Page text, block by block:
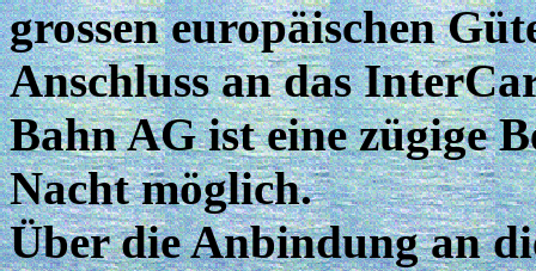
grossen europäischen
Anschluss an das
Bahn AG ist eine zügige
Nacht möglich.
Über die Anbindung an